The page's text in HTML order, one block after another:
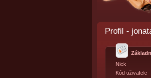
Profil -
Nick
Kód uživatele